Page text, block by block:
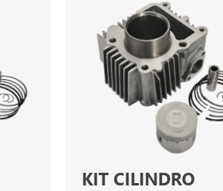
KIT CILINDRO